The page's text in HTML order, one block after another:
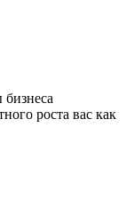
роста вас как